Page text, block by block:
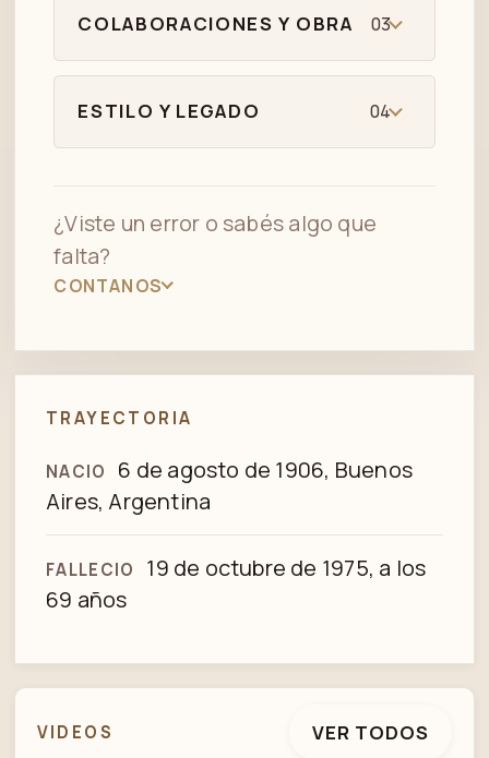
COLABORACIONES Y OBRA 03
ESTILO Y LEGADO 04
¿Viste un error o sabés algo que
falta?
CONTANOS
TRAYECTORIA
NACIO
6 de agosto de 1906, Buenos
Aires, Argentina
FALLECIO
19 de octubre de 1975, a los
69 años
VIDEOS VER TODOS